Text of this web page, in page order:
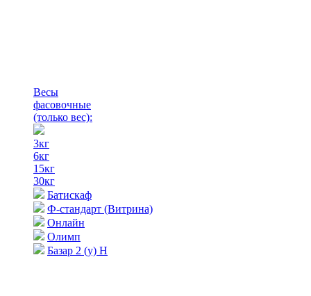
Весы
фасовочные
(только вес):
3кг
6кг
15кг
30кг
Батискаф
Ф-стандарт (Витрина)
Онлайн
Олимп
Базар 2 (у) Н